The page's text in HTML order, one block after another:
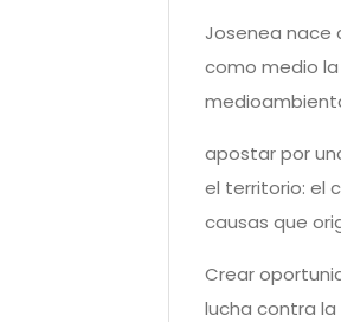
Josenea nace
como medio
apostar por
el territorio: el
causas que
Crear
lucha contra la